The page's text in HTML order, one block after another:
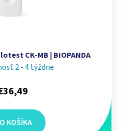
CK-MB | BIOPANDA
2 - 4 týždne
KOŠÍKA